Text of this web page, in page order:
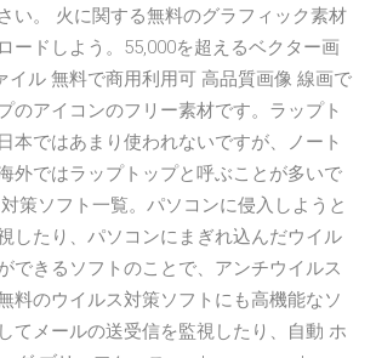
い。 火に関する無料のグラフィック素材
ードしよう。55,000を超えるベクター画
イル 無料で商用利用可 高品質画像 線画で
のアイコンのフリー素材です。ラップト
本ではあまり使われないですが、ノート
外ではラップトップと呼ぶことが多いで
策ソフト一覧。パソコンに侵入しようと
したり、パソコンにまぎれ込んだウイル
できるソフトのことで、アンチウイルス
料のウイルス対策ソフトにも高機能なソ
てメールの送受信を監視したり、自動 ホ